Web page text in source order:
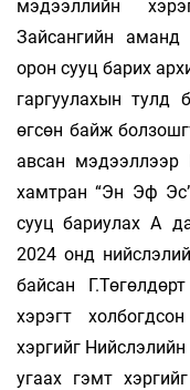
мэдээллийн
Зайсангийн
орон сууц барих
гар­гуулахын тулд
өгсөн байж
авсан мэдээллээр
хамтран “Эн Эф
сууц бариулах А
2024 онд
байсан
хэрэгт
хэргийг
угаах гэмт